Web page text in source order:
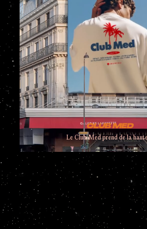
CLUB MED
Le Club Med prend de la